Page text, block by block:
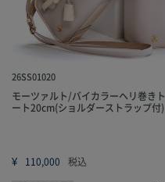
26SS01020
モーツァルト/バイカラーヘリ巻きト
ート20cm(ショルダーストラップ付)
¥ 110,000 税込